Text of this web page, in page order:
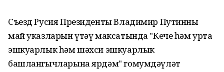
Съезд Русия Президенты Владимир Путинның
май указларын үтәү максатында "Кече һәм урта
эшкуарлык һәм шәхси эшкуарлык
башлангычларына ярдәм" гомумдәүләт